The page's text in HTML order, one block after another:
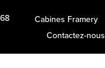
Cabines Framery
Contactez-nous